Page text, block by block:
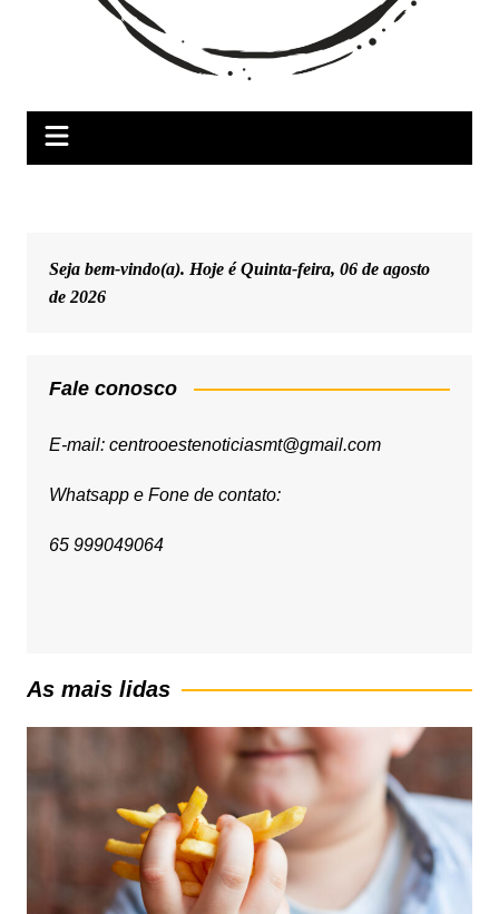
Seja bem-vindo(a). Hoje éQuinta-feira, 06 de agosto
de 2026
Fale conosco
E-mail: centrooestenoticiasmt@gmail.com
Whatsapp e Fone de contato:
65 999049064
As mais lidas